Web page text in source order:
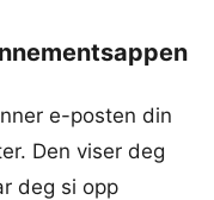
e-posten din
Den viser deg
deg si opp